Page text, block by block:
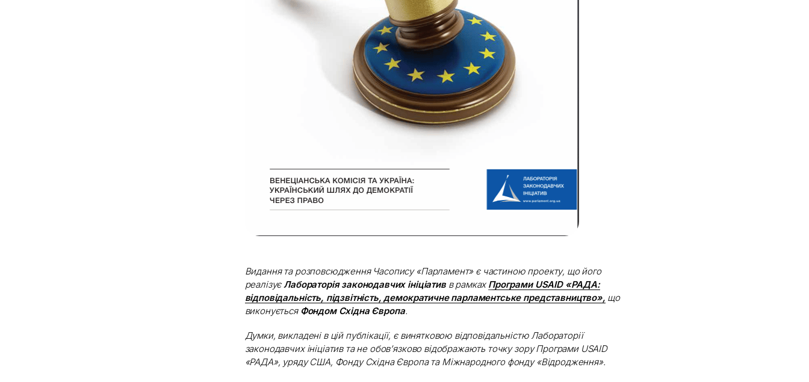
Видання та розповсюдження Часопису «Парламент» є частиною проекту, що його
реалізуєЛабораторія законодавчих ініціативв рамках Програми USAID «РАДА:
відповідальність, підзвітність, демократичне парламентське представництво», що
виконується Фондом Східна Європа.
Думки, викладені в цій публікації, є винятковою відповідальністю Лабораторії
законодавчих ініціатив та не обов’язково відображають точку зору Програми USAID
«РАДА», уряду США, Фонду Східна Європа та Міжнародного фонду «Відродження».